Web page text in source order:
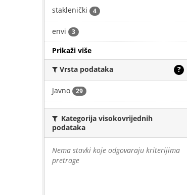
staklenički 4
envi 3
Prikaži više
Vrsta podataka
?
Javno 29
Kategorija visokovrijednih
podataka
Nema stavki koje odgovaraju kriterijima
pretrage